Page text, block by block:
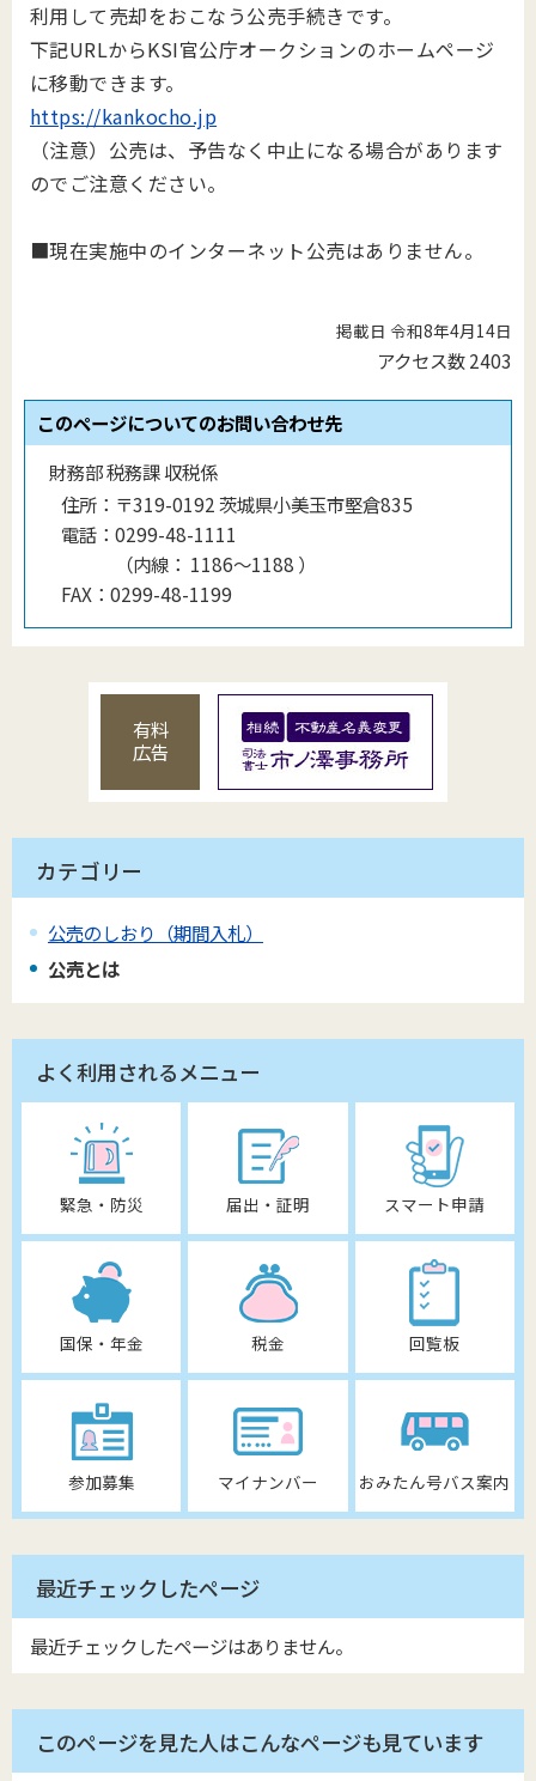
利用して売却をおこなう公売手続きです。
下記URLからKSI官公庁オークションのホームページ
に移動できます。
https://kankocho.jp
（注意）公売は、予告なく中止になる場合があります
のでご注意ください。
■現在実施中のインターネット公売はありません。
掲載日 令和8年4月14日
アクセス数2403
このページについてのお問い合わせ先
財務部 税務課 収税係
住所： 〒319-0192 茨城県小美玉市堅倉835
電話： 0299-48-1111
（内線 ： 1186〜1188 ）
FAX： 0299-48-1199
有料
広告
カテゴリー
公売のしおり（期間入札）
公売とは
よく利用されるメニュー
緊急・防災 届出・証明 スマート申請
国保・年金 税金 回覧板
参加募集 マイナンバー おみたん号バス案内
最近チェックしたページ
最近チェックしたページはありません。
このページを見た人はこんなページも見ています